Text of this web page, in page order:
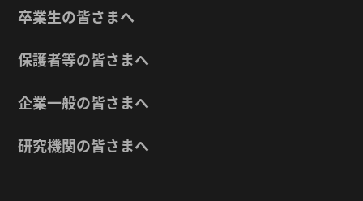
卒業生の皆さまへ
保護者等の皆さまへ
企業一般の皆さまへ
研究機関の皆さまへ